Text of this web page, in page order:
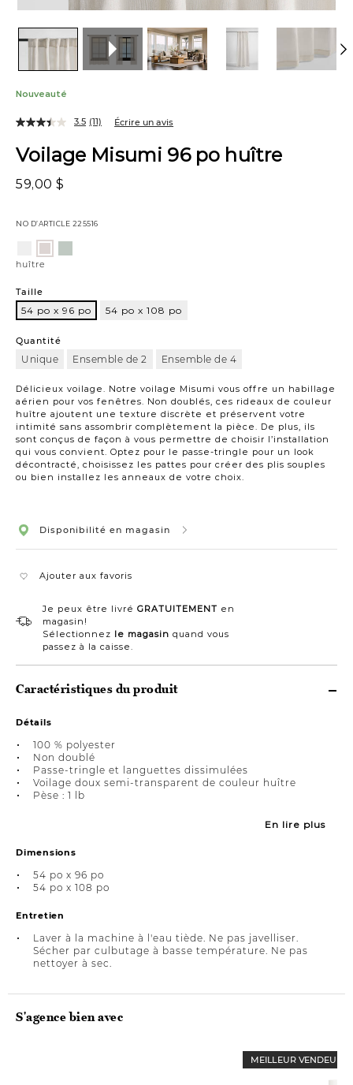
Nouveauté
Voilage Misumi 96 po huître
59,00 $
NO D’ARTICLE 225516
Délicieux voilage. Notre voilage Misumi vous offre un habillage
aérien pour vos fenêtres. Non doublés, ces rideaux de couleur
huître ajoutent une texture discrète et préservent votre
intimité sans assombrir complètement la pièce. De plus, ils
sont conçus de façon à vous permettre de choisir l’installation
qui vous convient. Optez pour le passe-tringle pour un look
décontracté, choisissez les pattes pour créer des plis souples
ou bien installez les anneaux de votre choix.
3.5 (11) Écrire un avis
Variations
huître
Taille
54 po x 96 po 54 po x 108 po
po
x
96
Quantité
Unique Ensemble de 2 Ensemble de 4
Disponibilité en magasin
Ajouter aux favoris
Je peux être livré GRATUITEMENT en
magasin!
Sélectionnez le magasin quand vous
passez à la caisse.
Caractéristiques du produit
Détails
100 % polyester
Non doublé
Passe-tringle et languettes dissimulées
Voilage doux semi-transparent de couleur huître
Pèse : 1 lb
En lire plus
Dimensions
54 po x 96 po
54 po x 108 po
Entretien
Laver à la machine à l'eau tiède. Ne pas javelliser.
Sécher par culbutage à basse température. Ne pas
nettoyer à sec.
S'agence bien avec
MEILLEUR VENDEUR